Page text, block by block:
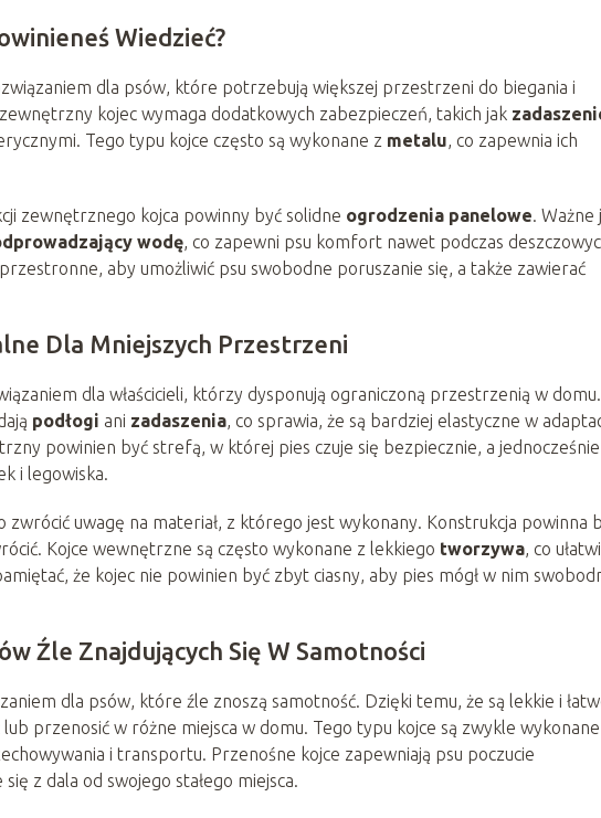
Wiedzieć?
dla psów, które potrzebują większej przestrzeni do biegania i
kojec wymaga dodatkowych zabezpieczeń, takich jak
Tego typu kojce często są wykonane z metalu, co zapewnia ich
zewnętrznego kojca powinny być solidne ogrodzenia panelowe. Ważne
wodę, co zapewni psu komfort nawet podczas
aby umożliwić psu swobodne poruszanie się, a także zawierać
Dla Mniejszych Przestrzeni
dla właścicieli, którzy dysponują ograniczoną przestrzenią w domu.
podłogi ani zadaszenia, co sprawia, że są bardziej elastyczne w
powinien być strefą, w której pies czuje się bezpiecznie, a
i legowiska.
uwagę na materiał, z którego jest wykonany. Konstrukcja powinna
Kojce wewnętrzne są często wykonane z lekkiego tworzywa, co
że kojec nie powinien być zbyt ciasny, aby pies mógł w nim
Źle Znajdujących Się W Samotności
dla psów, które źle znoszą samotność. Dzięki temu, że są lekkie i
przenosić w różne miejsca w domu. Tego typu kojce są zwykle
i transportu. Przenośne kojce zapewniają psu poczucie
z dala od swojego stałego miejsca.